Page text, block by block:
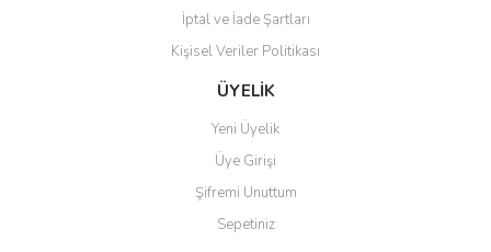
İptal ve İade Şartları
Kişisel Veriler Politikası
ÜYELİK
Yeni Üyelik
Üye Girişi
Şifremi Unuttum
Sepetiniz